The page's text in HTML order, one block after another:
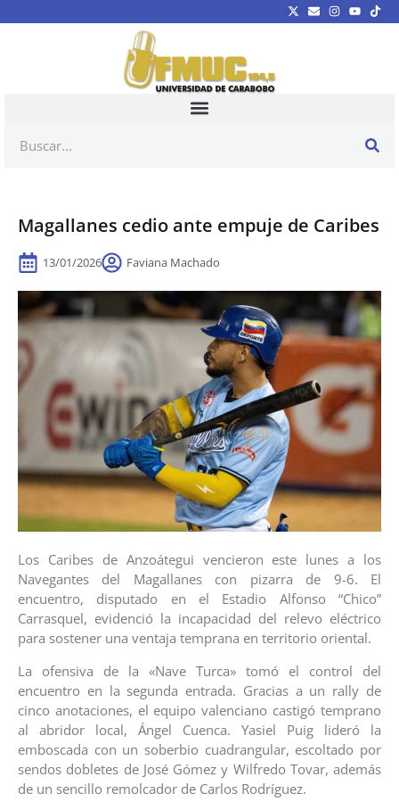
Magallanes cedio ante empuje de Caribes
13/01/2026 Faviana Machado
Los Caribes de Anzoátegui vencieron este lunes a los
Navegantes del Magallanes con pizarra de 9-6. El
encuentro, disputado en el Estadio Alfonso “Chico”
Carrasquel, evidenció la incapacidad del relevo eléctrico
para sostener una ventaja temprana en territorio oriental.
La ofensiva de la «Nave Turca» tomó el control del
encuentro en la segunda entrada. Gracias a un rally de
cinco anotaciones, el equipo valenciano castigó temprano
al abridor local, Ángel Cuenca. Yasiel Puig lideró la
emboscada con un soberbio cuadrangular, escoltado por
sendos dobletes de José Gómez y Wilfredo Tovar, además
de un sencillo remolcador de Carlos Rodríguez.